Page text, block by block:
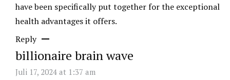
have been specifically put together for the exceptional
health advantages it offers.
Reply
billionaire brain wave
Juli 17, 2024 at 1:37 am